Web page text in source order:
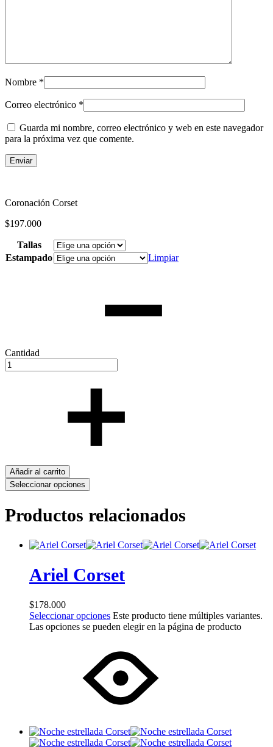
Nombre *
Correo electrónico *
Guarda mi nombre, correo electrónico y web en este navegador
para la próxima vez que comente.
Coronación Corset
$197.000
Tallas
Estampado
Limpiar
Cantidad
Añadir al carrito
Seleccionar opciones
Productos relacionados
Ariel Corset
$178.000
Seleccionar opciones Este producto tiene múltiples variantes.
Las opciones se pueden elegir en la página de producto